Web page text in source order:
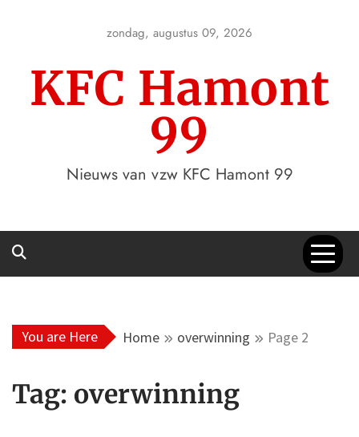
zondag, augustus 09, 2026
KFC Hamont
99
Nieuws van vzw KFC Hamont 99
You are Here Home overwinning Page 2
Tag: overwinning